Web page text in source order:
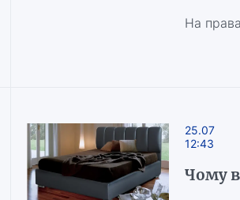
На
25.07
12:43
Чому